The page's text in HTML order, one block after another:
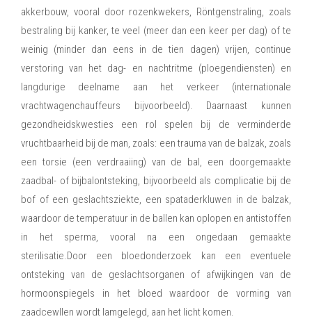
akkerbouw, vooral door rozenkwekers, Röntgenstraling, zoals
bestraling bij kanker, te veel (meer dan een keer per dag) of te
weinig (minder dan eens in de tien dagen) vrijen, continue
verstoring van het dag- en nachtritme (ploegendiensten) en
langdurige deelname aan het verkeer (internationale
vrachtwagenchauffeurs bijvoorbeeld). Daarnaast kunnen
gezondheidskwesties een rol spelen bij de verminderde
vruchtbaarheid bij de man, zoals: een trauma van de balzak, zoals
een torsie (een verdraaiing) van de bal, een doorgemaakte
zaadbal- of bijbalontsteking, bijvoorbeeld als complicatie bij de
bof of een geslachtsziekte, een spataderkluwen in de balzak,
waardoor de temperatuur in de ballen kan oplopen en antistoffen
in het sperma, vooral na een ongedaan gemaakte
sterilisatie.Door een bloedonderzoek kan een eventuele
ontsteking van de geslachtsorganen of afwijkingen van de
hormoonspiegels in het bloed waardoor de vorming van
zaadcewllen wordt lamgelegd, aan het licht komen.